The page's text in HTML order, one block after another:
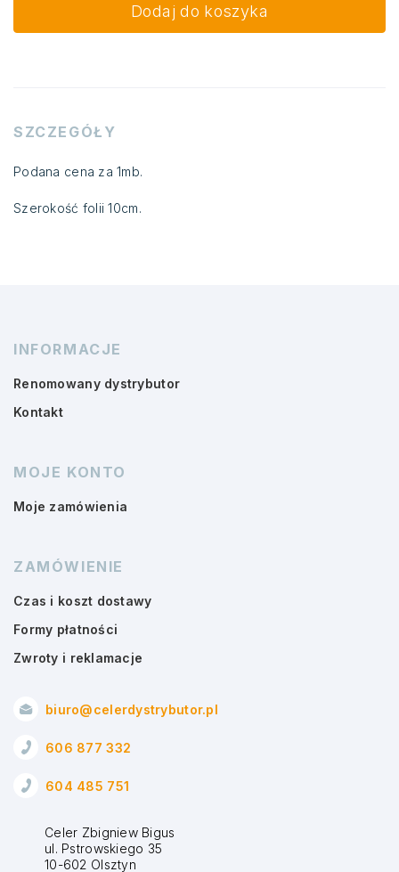
Dodaj do koszyka
SZCZEGÓŁY
Podana cena za 1mb.
Szerokość folii 10cm.
INFORMACJE
Renomowany dystrybutor
Kontakt
MOJE KONTO
Moje zamówienia
ZAMÓWIENIE
Czas i koszt dostawy
Formy płatności
Zwroty i reklamacje
biuro@celerdystrybutor.pl
606 877 332
604 485 751
Celer Zbigniew Bigus
ul. Pstrowskiego 35
10-602 Olsztyn